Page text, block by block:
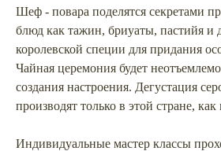
Шеф - повара поделятся секретами
блюд как тажин, бриуаты, пастийя и
королевской специи для придания
Чайная церемония будет
создания настроения. Дегустация
производят только в этой стране,
Индивидуальные мастер классы